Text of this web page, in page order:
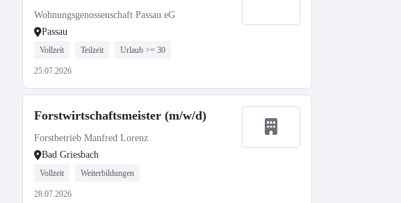
Wohnungsgenossenschaft Passau eG
Passau
Vollzeit Teilzeit Urlaub >= 30
25.07.2026
Forstwirtschaftsmeister (m/w/d)
Forstbetrieb Manfred Lorenz
Bad Griesbach
Vollzeit Weiterbildungen
28.07.2026